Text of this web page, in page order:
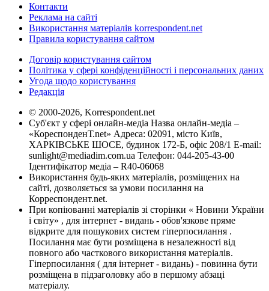
Контакти
Реклама на сайті
Використання матеріалів korrespondent.net
Правила користування сайтом
Договір користування сайтом
Політика у сфері конфіденційності і персональних даних
Угода щодо користування
Редакція
© 2000-2026, Korrespondent.net
Суб'єкт у сфері онлайн-медіа Назва онлайн-медіа –
«КореспонденТ.net» Адреса: 02091, місто Київ,
ХАРКІВСЬКЕ ШОСЕ, будинок 172-Б, офіс 208/1 E-mail:
sunlight@mediadim.com.ua Телефон: 044-205-43-00
Ідентифікатор медіа – R40-06068
Використання будь-яких матеріалів, розміщених на
сайті, дозволяється за умови посилання на
Корреспондент.net.
При копіюванні матеріалів зі сторінки « Новини України
і світу» , для інтернет - видань - обов'язкове пряме
відкрите для пошукових систем гіперпосилання .
Посилання має бути розміщена в незалежності від
повного або часткового використання матеріалів.
Гіперпосилання ( для інтернет - видань) - повинна бути
розміщена в підзаголовку або в першому абзаці
матеріалу.